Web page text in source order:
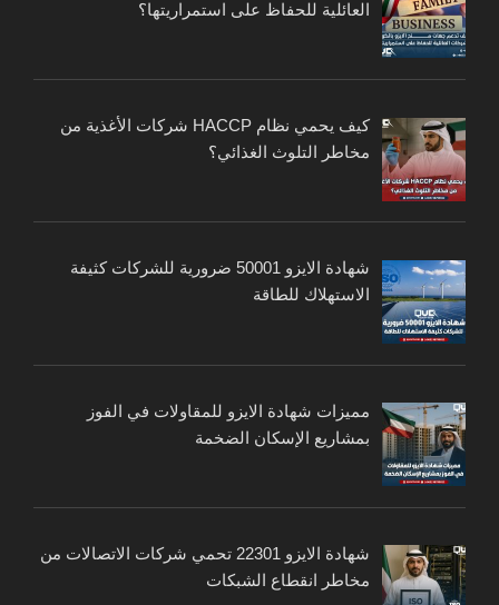
العائلية للحفاظ على استمراريتها؟
كيف يحمي نظام HACCP شركات الأغذية من
مخاطر التلوث الغذائي؟
شهادة الايزو 50001 ضرورية للشركات كثيفة
الاستهلاك للطاقة
مميزات شهادة الايزو للمقاولات في الفوز
بمشاريع الإسكان الضخمة
شهادة الايزو 22301 تحمي شركات الاتصالات من
مخاطر انقطاع الشبكات